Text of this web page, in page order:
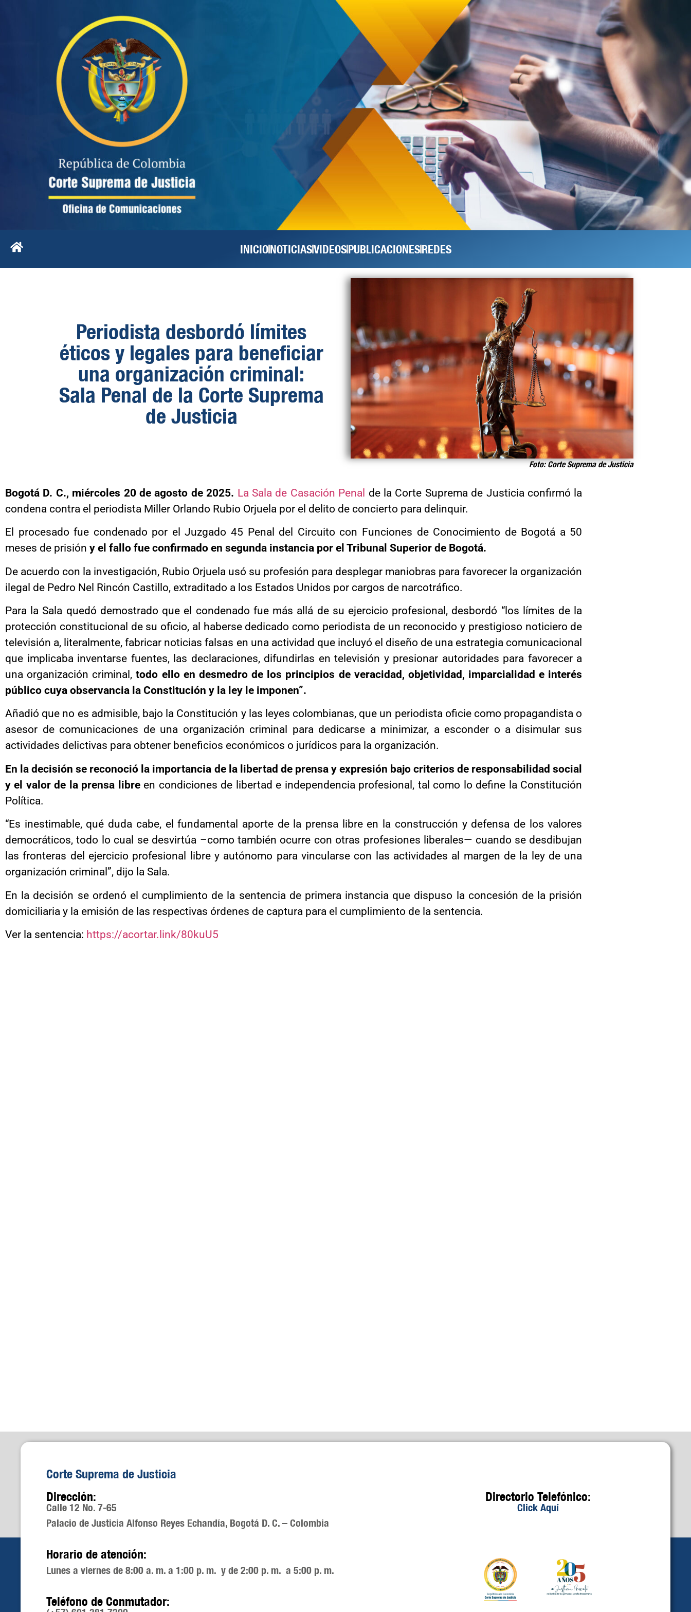
INICIONOTICIASVIDEOSPUBLICACIONESREDES
Periodista desbordó límites
éticos y legales para beneficiar
una organización criminal:
Sala Penal de la Corte Suprema
de Justicia
Foto: Corte Suprema de Justicia
Bogotá D. C., miércoles 20 de agosto de 2025. La Sala de Casación Penal de la Corte Suprema de Justicia confirmó la
condena contra el periodista Miller Orlando Rubio Orjuela por el delito de concierto para delinquir.
El procesado fue condenado por el Juzgado 45 Penal del Circuito con Funciones de Conocimiento de Bogotá a 50
meses de prisión y el fallo fue confirmado en segunda instancia por el Tribunal Superior de Bogotá.
De acuerdo con la investigación, Rubio Orjuela usó su profesión para desplegar maniobras para favorecer la organización
ilegal de Pedro Nel Rincón Castillo, extraditado a los Estados Unidos por cargos de narcotráfico.
Para la Sala quedó demostrado que el condenado fue más allá de su ejercicio profesional, desbordó “los límites de la
protección constitucional de su oficio, al haberse dedicado como periodista de un reconocido y prestigioso noticiero de
televisión a, literalmente, fabricar noticias falsas en una actividad que incluyó el diseño de una estrategia comunicacional
que implicaba inventarse fuentes, las declaraciones, difundirlas en televisión y presionar autoridades para favorecer a
una organización criminal,todo ello en desmedro de los principios de veracidad, objetividad, imparcialidad e interés
público cuya observancia la Constitución y la ley le imponen”.
Añadió que no es admisible, bajo la Constitución y las leyes colombianas, que un periodista oficie como propagandista o
asesor de comunicaciones de una organización criminal para dedicarse a minimizar, a esconder o a disimular sus
actividades delictivas para obtener beneficios económicos o jurídicos para la organización.
En la decisión se reconoció la importancia de la libertad de prensa y expresión bajo criterios de responsabilidad social
y el valor de la prensa libreen condiciones de libertad e independencia profesional, tal como lo define la Constitución
Política.
“Es inestimable, qué duda cabe, el fundamental aporte de la prensa libre en la construcción y defensa de los valores
democráticos, todo lo cual se desvirtúa –como también ocurre con otras profesiones liberales— cuando se desdibujan
las fronteras del ejercicio profesional libre y autónomo para vincularse con las actividades al margen de la ley de una
organización criminal”, dijo la Sala.
En la decisión se ordenó el cumplimiento de la sentencia de primera instancia que dispuso la concesión de la prisión
domiciliaria y la emisión de las respectivas órdenes de captura para el cumplimiento de la sentencia.
Ver la sentencia: https://acortar.link/80kuU5
Corte Suprema de Justicia
Dirección:
Calle 12 No. 7-65
Palacio de Justicia Alfonso Reyes Echandía, Bogotá D. C. – Colombia
Horario de atención:
Lunes a viernes de 8:00 a. m. a 1:00 p. m. y de 2:00 p. m. a 5:00 p. m.
Teléfono de Conmutador:
Directorio Telefónico:
Click Aquí